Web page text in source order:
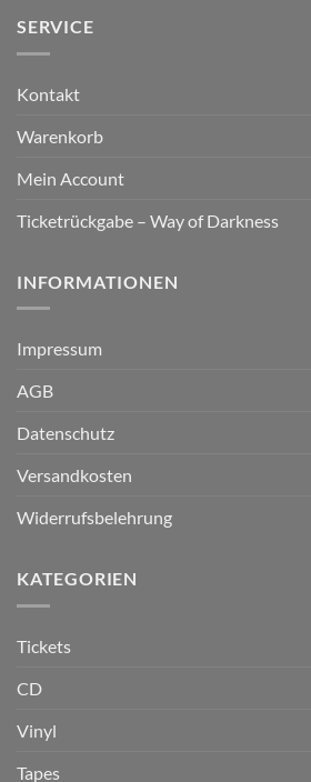
SERVICE
Kontakt
Warenkorb
Mein Account
Ticketrückgabe – Way of Darkness
INFORMATIONEN
Impressum
AGB
Datenschutz
Versandkosten
Widerrufsbelehrung
KATEGORIEN
Tickets
CD
Vinyl
Tapes